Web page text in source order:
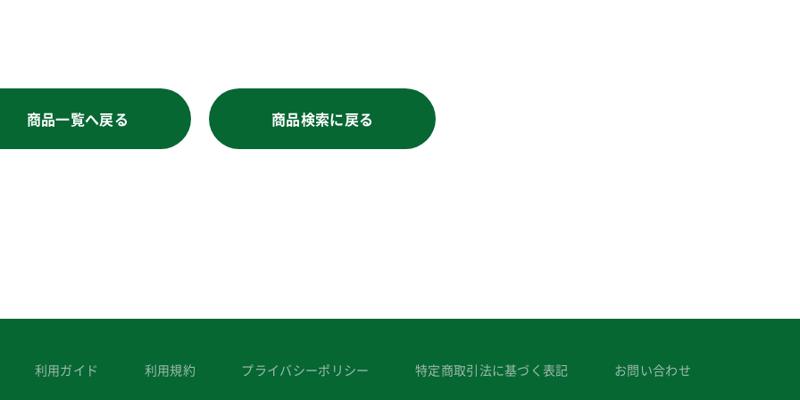
商品一覧へ戻る 商品検索に戻る
利用ガイド 利用規約 プライバシーポリシー 特定商取引法に基づく表記 お問い合わせ